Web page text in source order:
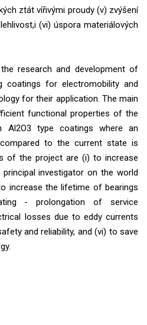
ztát vířivými proudy (v) zvýšení
(vi) úspora materiálových
research and development of
coatings for electromobility and
for their application. The main
functional properties of the
Al2O3 type coatings where an
to the current state is
of the project are (i) to increase
investigator on the world
increase the lifetime of bearings
- prolongation of service
losses due to eddy currents
and reliability, and (vi) to save